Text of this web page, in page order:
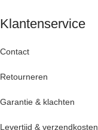
Klantenservice
Contact
Retourneren
Garantie & klachten
Levertijd & verzendkosten